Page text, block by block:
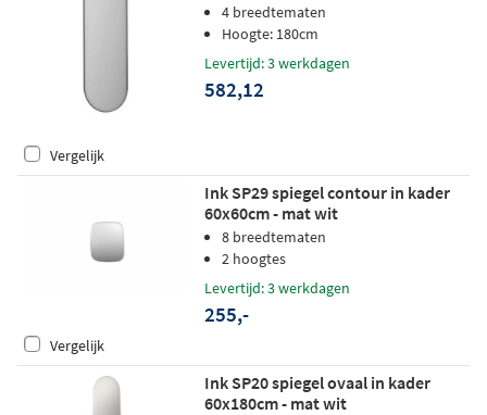
4 breedtematen
Hoogte: 180cm
Levertijd: 3 werkdagen
582,12
Vergelijk
Ink SP29 spiegel contour in kader
60x60cm - mat wit
8 breedtematen
2 hoogtes
Levertijd: 3 werkdagen
255,-
Vergelijk
Ink SP20 spiegel ovaal in kader
60x180cm - mat wit